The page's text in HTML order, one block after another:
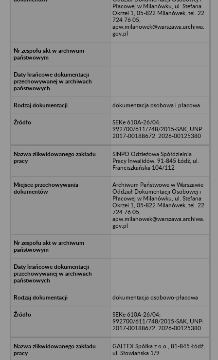
Płacowej w Milanówku, ul. Stefana
Okrzei 1, 05-822 Milanówek, tel. 22
724 76 05,
apw.milanowek@warszawa.archiwa.
gov.pl
dokumentacja osobowa i płacowa
SEKe 610A-26/04;
992700/611/748/2015-SAK, UNP:
2017-00188672, 2026-00125380
SINPO Odzieżowa Spółdzielnia
Pracy Inwalidów, 91-845 Łódź, ul.
Franciszkańska 104/112
Archiwum Państwowe w Warszawie
Oddział Dokumentacji Osobowej i
Płacowej w Milanówku, ul. Stefana
Okrzei 1, 05-822 Milanówek, tel. 22
724 76 05,
apw.milanowek@warszawa.archiwa.
gov.pl
dokumentacja osobowo-płacowa
SEKe 610A-26/04;
992700/611/748/2015-SAK, UNP:
2017-00188672, 2026-00125380
GALTEX Spółka z o.o., 81-845 Łódź,
ul. Słowiańska 1/9